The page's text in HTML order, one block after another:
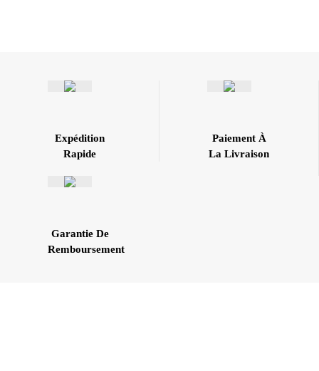
Paiement À
La Livraison
Expédition
Rapide
Garantie De
Remboursement